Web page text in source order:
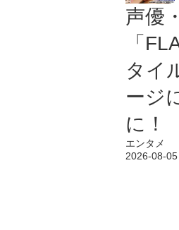
声優
「
タイ
ージ
に！
エンタメ
2026-08-